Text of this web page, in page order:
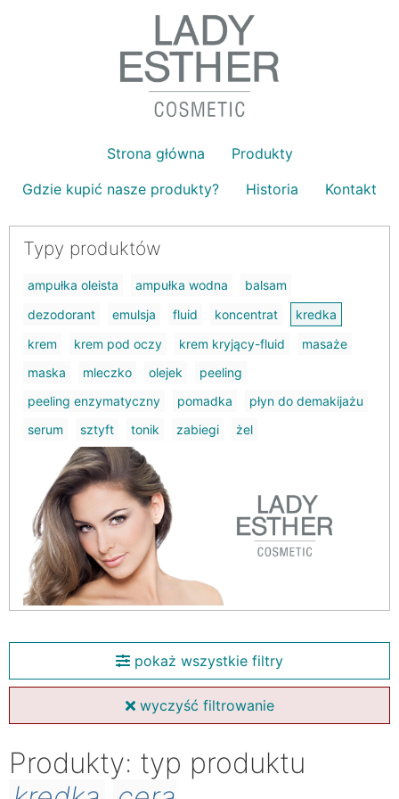
Strona główna
Produkty
Gdzie kupić nasze produkty?
Historia Kontakt
Typy produktów
ampułka oleista ampułka wodna
balsam
dezodorant
emulsja fluid koncentrat
kredka
krem
krem pod oczy krem kryjący-fluid
masaże
maska
mleczko olejek
peeling
peeling enzymatyczny
pomadka
płyn do demakijażu
serum
sztyft tonik zabiegi żel
pokaż wszystkie filtry
wyczyść filtrowanie
Produkty: typ produktu